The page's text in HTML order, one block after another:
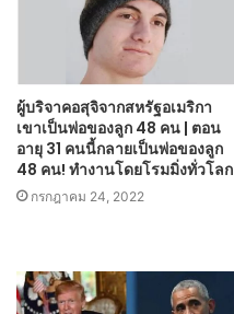
ผู้บริจาคอสุจิจากสหรัฐอเมริกา
เขาเป็นพ่อของลูก 48 คน | ตอน
อายุ 31 คนนี้กลายเป็นพ่อของลูก
48 คน! ทำงานโดยโรมมิ่งทั่วโลก
กรกฎาคม 24, 2022